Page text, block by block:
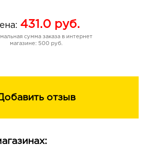
431.0 руб.
сумма заказа в интернет
магазине: 500 руб.
отзыв